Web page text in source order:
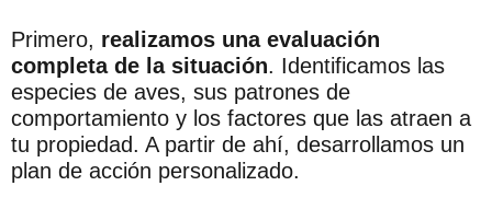
Primero, realizamos una evaluación
completa de la situación. Identificamos las
especies de aves, sus patrones de
comportamiento y los factores que las atraen a
tu propiedad. A partir de ahí, desarrollamos un
plan de acción personalizado.